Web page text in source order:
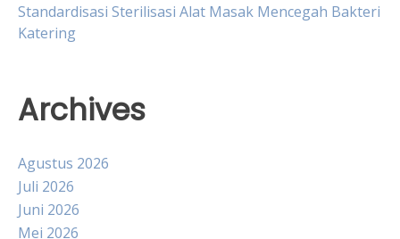
Standardisasi Sterilisasi Alat Masak Mencegah Bakteri
Katering
Archives
Agustus 2026
Juli 2026
Juni 2026
Mei 2026